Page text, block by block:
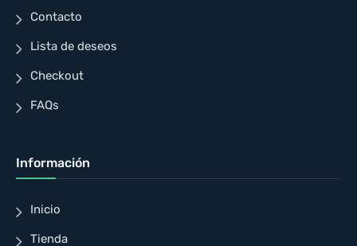
Contacto
Lista de deseos
Checkout
FAQs
Información
Inicio
Tienda